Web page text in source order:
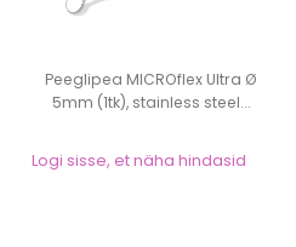
Peeglipea MICROflex Ultra Ø
5mm (1tk), stainless steel...
Logi sisse, et näha hindasid